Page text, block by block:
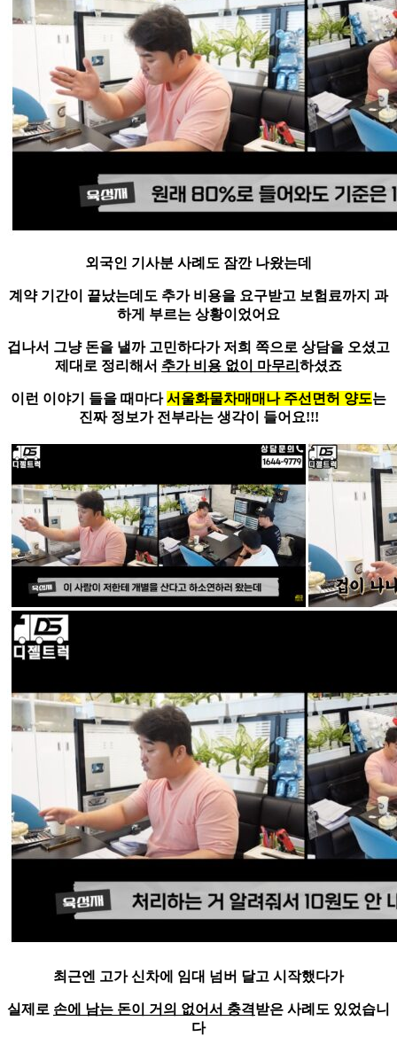
외국인 기사분 사례도 잠깐 나왔는데
계약 기간이 끝났는데도 추가 비용을 요구받고 보험료까지 과
하게 부르는 상황이었어요
겁나서 그냥 돈을 낼까 고민하다가 저희 쪽으로 상담을 오셨고
제대로 정리해서 추가 비용 없이 마무리 하셨죠
이런 이야기 들을 때마다서울화물차매매나 주선면허 양도는
진짜 정보가 전부라는 생각이 들어요!!!
최근엔 고가 신차에 임대 넘버 달고 시작했다가
실제로 손에 남는 돈이 거의 없어서 충격받은 사례도 있었습니
다